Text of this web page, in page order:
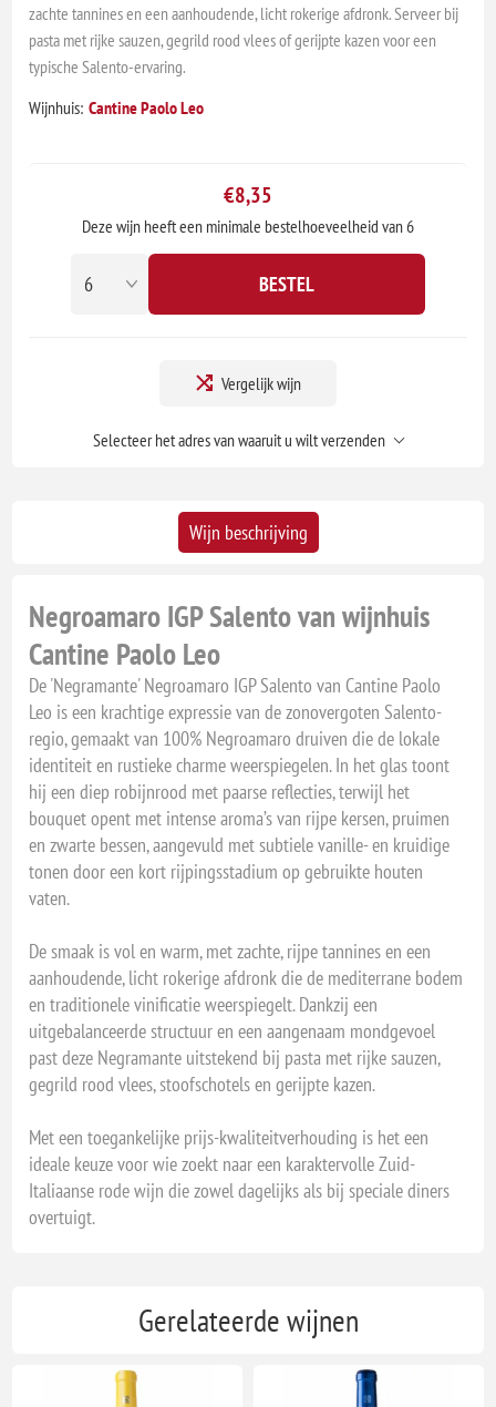
zachte tannines en een aanhoudende, licht rokerige afdronk. Serveer bij
pasta met rijke sauzen, gegrild rood vlees of gerijpte kazen voor een
typische Salento-ervaring.
Wijnhuis: Cantine Paolo Leo
€8,35
Deze wijn heeft een minimale bestelhoeveelheid van 6
BESTEL
Vergelijk wijn
Selecteer het adres van waaruit u wilt verzenden
Wijn beschrijving
Negroamaro IGP Salento van wijnhuis
Cantine Paolo Leo
De 'Negramante' Negroamaro IGP Salento van Cantine Paolo
Leo is een krachtige expressie van de zonovergoten Salento-
regio, gemaakt van 100% Negroamaro druiven die de lokale
identiteit en rustieke charme weerspiegelen. In het glas toont
hij een diep robijnrood met paarse reflecties, terwijl het
bouquet opent met intense aroma’s van rijpe kersen, pruimen
en zwarte bessen, aangevuld met subtiele vanille- en kruidige
tonen door een kort rijpingsstadium op gebruikte houten
vaten.
De smaak is vol en warm, met zachte, rijpe tannines en een
aanhoudende, licht rokerige afdronk die de mediterrane bodem
en traditionele vinificatie weerspiegelt. Dankzij een
uitgebalanceerde structuur en een aangenaam mondgevoel
past deze Negramante uitstekend bij pasta met rijke sauzen,
gegrild rood vlees, stoofschotels en gerijpte kazen.
Met een toegankelijke prijs-kwaliteitverhouding is het een
ideale keuze voor wie zoekt naar een karaktervolle Zuid-
Italiaanse rode wijn die zowel dagelijks als bij speciale diners
overtuigt.
Gerelateerde wijnen